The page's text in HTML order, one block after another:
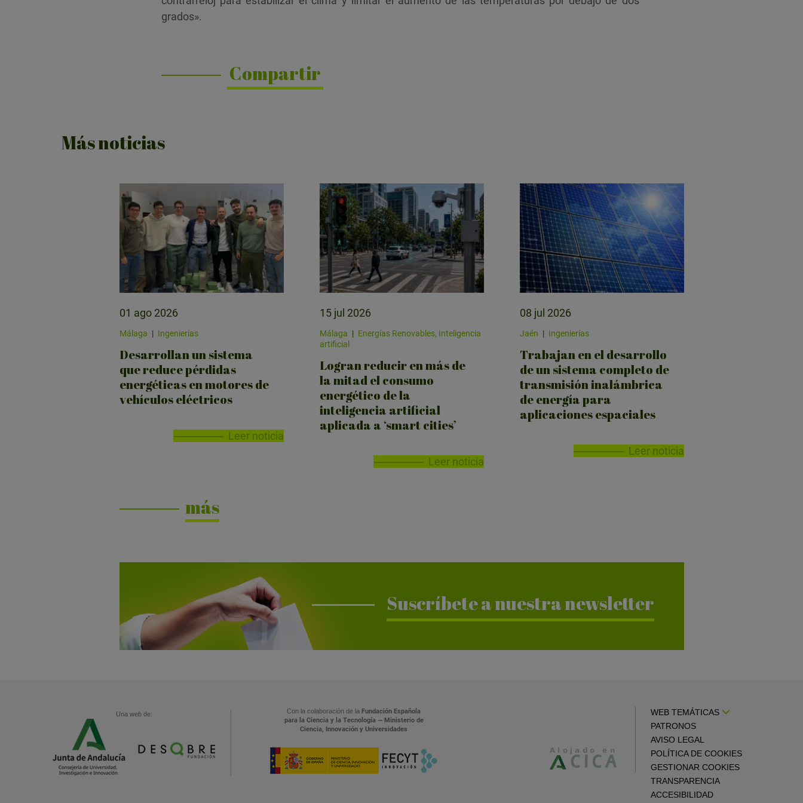
grados».
Compartir
Más noticias
01 ago 2026
Málaga | Ingenierías
Desarrollan un sistema
que reduce pérdidas
energéticas en motores de
vehículos eléctricos
Leer noticia
15 jul 2026
Málaga | Energías Renovables, Inteligencia
artificial
Logran reducir en más de
la mitad el consumo
energético de la
inteligencia artificial
aplicada a ‘smart cities’
Leer noticia
08 jul 2026
Jaén | Ingenierías
Trabajan en el desarrollo
de un sistema completo de
transmisión inalámbrica
de energía para
aplicaciones espaciales
Leer noticia
más
Suscríbete a nuestra newsletter
Una web de: Con la colaboración de la Fundación Española
para la Ciencia y la Tecnología — Ministerio de
Ciencia, Innovación y Universidades
WEB TEMÁTICAS
PATRONOS
AVISO LEGAL
POLÍTICA DE COOKIES
GESTIONAR COOKIES
TRANSPARENCIA
ACCESIBILIDAD